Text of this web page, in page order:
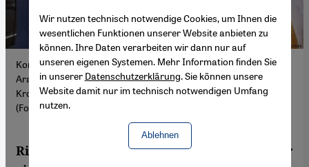
Kommt es zum Atomabkommen zwischen den USA und Saudi-
Arabien? US-Präsident Joe Biden (links) und der saudische
Kronprinz Mohammed bin Salman im Juli 2022 in Dschidda
(Foto: BANDAR ALGALOUD/REUTERS)
Riad und Washington wollen im Bereich der
Wir nutzen technisch notwendige Cookies, um Ihnen die
wesentlichen Funktionen unserer Website anbieten zu
können. Ihre Daten verarbeiten wir dann nur auf
unseren eigenen Systemen. Mehr Information finden Sie
in unserer Datenschutzerklärung. Sie können unsere
Website damit nur im technisch notwendigen Umfang
nutzen.
Ablehnen